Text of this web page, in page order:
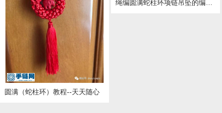
绳编圆满蛇柱环项链吊坠的编制图解
圆满（蛇柱环）教程--天天随心